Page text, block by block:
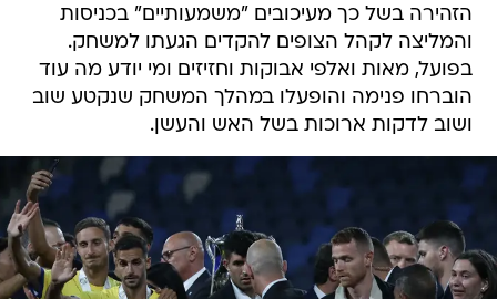
הזהירה בשל כך מעיכובים "משמעותיים" בכניסות
והמליצה לקהל הצופים להקדים הגעתו למשחק.
בפועל, מאות ואלפי אבוקות וחזיזים ומי יודע מה עוד
הוברחו פנימה והופעלו במהלך המשחק שנקטע שוב
ושוב לדקות ארוכות בשל האש והעשן.